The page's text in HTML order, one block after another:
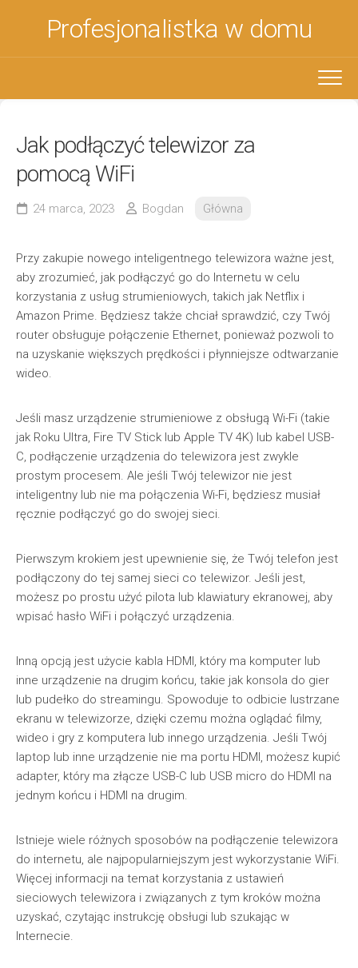
Profesjonalistka w domu
Jak podłączyć telewizor za
pomocą WiFi
24 marca, 2023 Bogdan Główna
Przy zakupie nowego inteligentnego telewizora ważne jest,
aby zrozumieć, jak podłączyć go do Internetu w celu
korzystania z usług strumieniowych, takich jak Netflix i
Amazon Prime. Będziesz także chciał sprawdzić, czy Twój
router obsługuje połączenie Ethernet, ponieważ pozwoli to
na uzyskanie większych prędkości i płynniejsze odtwarzanie
wideo.
Jeśli masz urządzenie strumieniowe z obsługą Wi-Fi (takie
jak Roku Ultra, Fire TV Stick lub Apple TV 4K) lub kabel USB-
C, podłączenie urządzenia do telewizora jest zwykle
prostym procesem. Ale jeśli Twój telewizor nie jest
inteligentny lub nie ma połączenia Wi-Fi, będziesz musiał
ręcznie podłączyć go do swojej sieci.
Pierwszym krokiem jest upewnienie się, że Twój telefon jest
podłączony do tej samej sieci co telewizor. Jeśli jest,
możesz po prostu użyć pilota lub klawiatury ekranowej, aby
wpisać hasło WiFi i połączyć urządzenia.
Inną opcją jest użycie kabla HDMI, który ma komputer lub
inne urządzenie na drugim końcu, takie jak konsola do gier
lub pudełko do streamingu. Spowoduje to odbicie lustrzane
ekranu w telewizorze, dzięki czemu można oglądać filmy,
wideo i gry z komputera lub innego urządzenia. Jeśli Twój
laptop lub inne urządzenie nie ma portu HDMI, możesz kupić
adapter, który ma złącze USB-C lub USB micro do HDMI na
jednym końcu i HDMI na drugim.
Istnieje wiele różnych sposobów na podłączenie telewizora
do internetu, ale najpopularniejszym jest wykorzystanie WiFi.
Więcej informacji na temat korzystania z ustawień
sieciowych telewizora i związanych z tym kroków można
uzyskać, czytając instrukcję obsługi lub szukając w
Internecie.